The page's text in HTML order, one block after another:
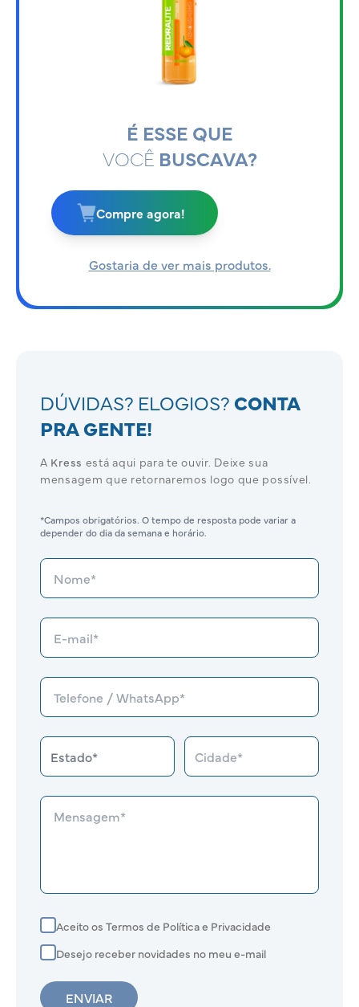
É ESSE QUE
VOCÊ BUSCAVA?
Compre agora!
Gostaria de ver mais produtos.
DÚVIDAS? ELOGIOS? CONTA
PRA GENTE!
A Kress está aqui para te ouvir. Deixe sua
mensagem que retornaremos logo que possível.
*Campos obrigatórios. O tempo de resposta pode variar a
depender do dia da semana e horário.
Aceito os Termos de Política e Privacidade
Desejo receber novidades no meu e-mail
ENVIAR